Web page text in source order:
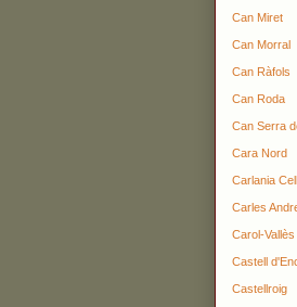
Can Miret
Can Morral
Can Ràfols
Can Roda
Can Serra
Cara Nord
Carlania
Carles
Carol-Vallès
Castell
Castellroig